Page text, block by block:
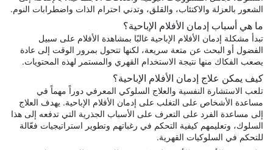
الشعور بالعزلة والاكتئاب، والقلق، وتدني احترام الذات واضطرابات النوم.
ما هي أسباب إدمان الأفلام الإباحية؟
تبدأ مشكلة إدمان الأفلام الإباحية غالبًا بمشاهدة الأفلام على سبيل
الفضول أو البحث عن متعة سريعة، لكنها تتحول بمرور الوقت إلى عادة
يصعب الفكاك منها نتيجة الاستخدام القهري والمستمر لهذه المحتويات.
كيف يمكن علاج إدمان الأفلام الإباحية؟
تلعب الاستشارة النفسية والعلاج السلوكي المعرفي دوراً مهماً في
مساعدة الأشخاص على التغلب على إدمان الأفلام الإباحية. يهدف العلاج
إلى مساعدة الفرد على التعرف على الأسباب الجذرية التي تدفعه إلى هذا
السلوك، وتعليمهم كيفية التحكم في رغباتهم وتطوير استراتيجيات فعّالة
للتحكم في السلوكيات القهرية.